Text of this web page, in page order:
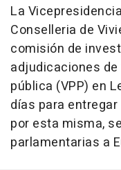
La
Conselleria de
comisión de
adjudicaciones
pública (VPP) en
días para
por esta misma,
parlamentarias a